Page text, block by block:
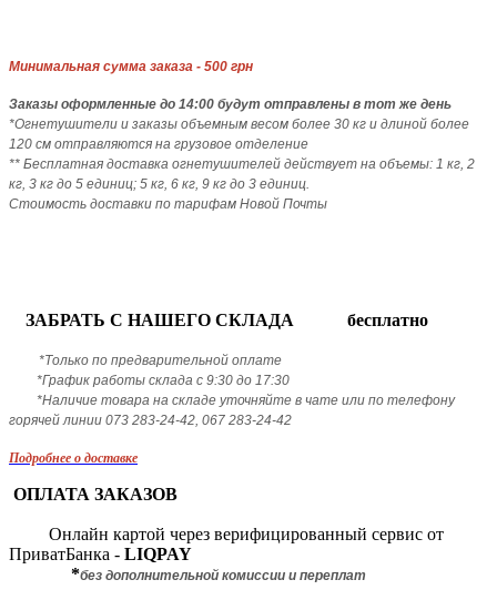
Минимальная сумма заказа - 500 грн
Заказы оформленные до 14:00 будут отправлены в тот же день
*Огнетушители и заказы объемным весом более 30 кг и длиной более
120 см отправляются на грузовое отделение
** Бесплатная доставка огнетушителей действует на объемы: 1 кг, 2
кг, 3 кг до 5 единиц; 5 кг, 6 кг, 9 кг до 3 единиц.
Стоимость доставки по тарифам Новой Почты
ЗАБРАТЬ С НАШЕГО СКЛАДА бесплатно
*Только по предварительной оплате
*График работы склада с 9:30 до 17:30
*Наличие товара на складе уточняйте в чате или по телефону
горячей линии 073 283-24-42, 067 283-24-42
Подробнее о доставке
ОПЛАТА ЗАКАЗОВ
Онлайн картой через верифицированный сервис от
ПриватБанка - LIQPAY
*без дополнительной комиссии и переплат